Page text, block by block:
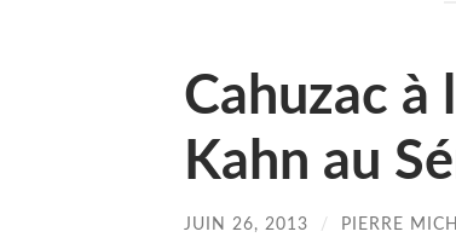
Cahuzac à
Kahn au
JUIN 26, 2013 / PIERRE